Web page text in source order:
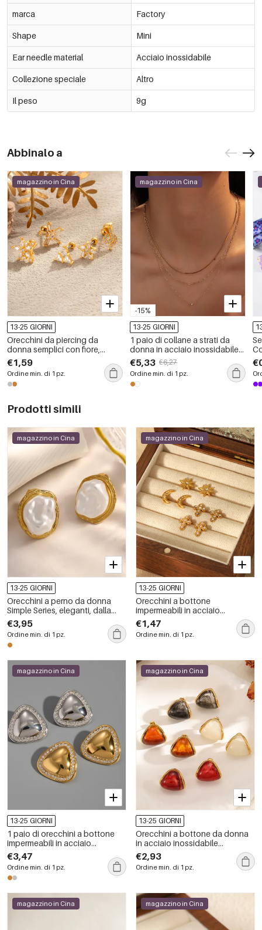
marca Factory
Shape Mini
Ear needle material Acciaio inossidabile
Collezione speciale Altro
Il peso 9g
Abbinalo a
magazzino in Cina
13-25 GIORNI
Orecchini da piercing da
donna semplici con fiore,
stella, triangolo, serpente, rame
e oro, con zirconi.
€1,59
Ordine min. di 1 pz.
-15%
magazzino in Cina
13-25 GIORNI
1 paio di collane a strati da
donna in acciaio inossidabile
color oro impermeabile della
serie Simple
€5,33 €6,27
Ordine min. di 1 pz.
Prodotti simili
magazzino in Cina
13-25 GIORNI
Orecchini a perno da donna
Simple Series, eleganti, dalla
forma irregolare, in acciaio
inossidabile, impermeabili.
€3,95
Ordine min. di 1 pz.
magazzino in Cina
13-25 GIORNI
Orecchini a bottone
impermeabili in acciaio
inossidabile a forma di stella
semplice da donna
€1,47
Ordine min. di 1 pz.
magazzino in Cina
13-25 GIORNI
1 paio di orecchini a bottone
impermeabili in acciaio
inossidabile triangolare
€3,47
Ordine min. di 1 pz.
magazzino in Cina
13-25 GIORNI
Orecchini a bottone da donna
in acciaio inossidabile
impermeabile con triangolo
acrilico semplice
€2,93
Ordine min. di 1 pz.
magazzino in Cina magazzino in Cina